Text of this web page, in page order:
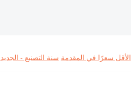
الأقل سعرًا في المقدمة سنة التصنيع -